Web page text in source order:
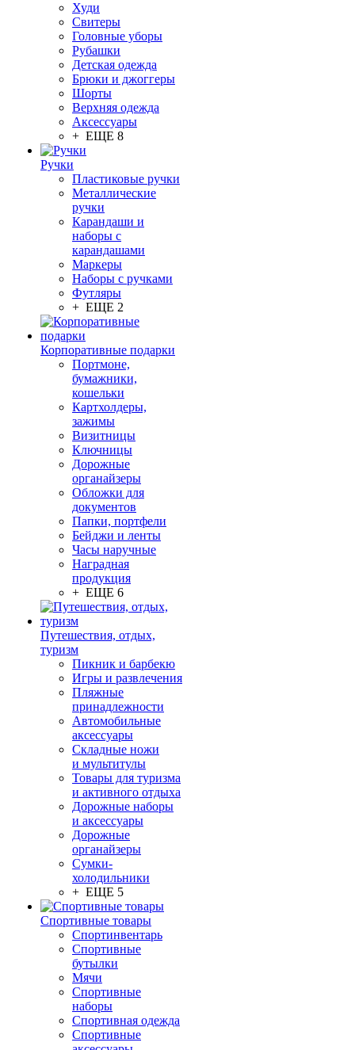
Худи
Свитеры
Головные уборы
Рубашки
Детская одежда
Брюки и джоггеры
Шорты
Верхняя одежда
Аксессуары
+ ЕЩЕ 8
Ручки
Пластиковые ручки
Металлические
ручки
Карандаши и
наборы с
карандашами
Маркеры
Наборы с ручками
Футляры
+ ЕЩЕ 2
Корпоративные подарки
Портмоне,
бумажники,
кошельки
Картхолдеры,
зажимы
Визитницы
Ключницы
Дорожные
органайзеры
Обложки для
документов
Папки, портфели
Бейджи и ленты
Часы наручные
Наградная
продукция
+ ЕЩЕ 6
Путешествия, отдых,
туризм
Пикник и барбекю
Игры и развлечения
Пляжные
принадлежности
Автомобильные
аксессуары
Складные ножи
и мультитулы
Товары для туризма
и активного отдыха
Дорожные наборы
и аксессуары
Дорожные
органайзеры
Сумки-
холодильники
+ ЕЩЕ 5
Спортивные товары
Спортинвентарь
Спортивные
бутылки
Мячи
Спортивные
наборы
Спортивная одежда
Спортивные